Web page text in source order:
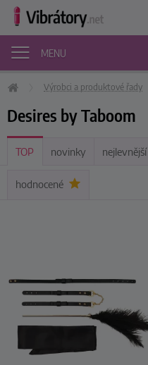
MENU
Výrobci a produktové řady
Desires by Taboom
TOP novinky nejlevnější
hodnocené